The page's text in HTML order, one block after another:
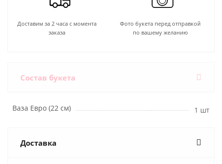
Доставим за 2 часа с момента
заказа
Фото букета перед отправкой
по вашему желанию
Состав букета
Ваза Евро (22 см) 1 шт
Доставка